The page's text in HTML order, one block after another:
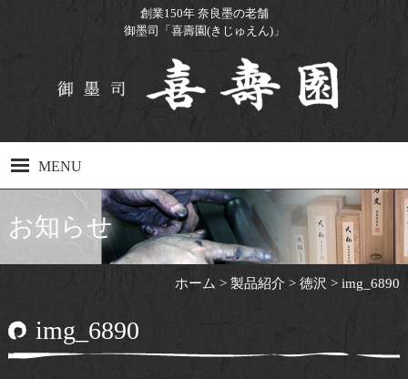
創業150年 奈良墨の老舗
御墨司「喜壽園(きじゅえん)」
MENU
工場見学について
お知らせ
ホーム >製品紹介 >徳沢 >img_6890
img_6890